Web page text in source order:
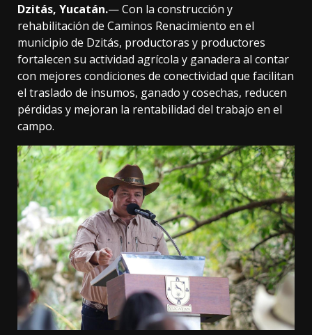
Dzitás, Yucatán.— Con la construcción y
rehabilitación de Caminos Renacimiento en el
municipio de Dzitás, productoras y productores
fortalecen su actividad agrícola y ganadera al contar
con mejores condiciones de conectividad que facilitan
el traslado de insumos, ganado y cosechas, reducen
pérdidas y mejoran la rentabilidad del trabajo en el
campo.